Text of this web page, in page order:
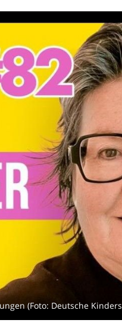
(Foto: Deutsche